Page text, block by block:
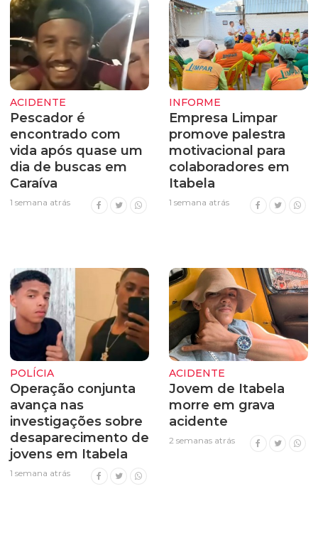
ACIDENTE
Pescador é
encontrado com
vida após quase um
dia de buscas em
Caraíva
1 semana atrás
INFORME
Empresa Limpar
promove palestra
motivacional para
colaboradores em
Itabela
1 semana atrás
POLÍCIA
Operação conjunta
avança nas
investigações sobre
desaparecimento de
jovens em Itabela
1 semana atrás
ACIDENTE
Jovem de Itabela
morre em grava
acidente
2 semanas atrás